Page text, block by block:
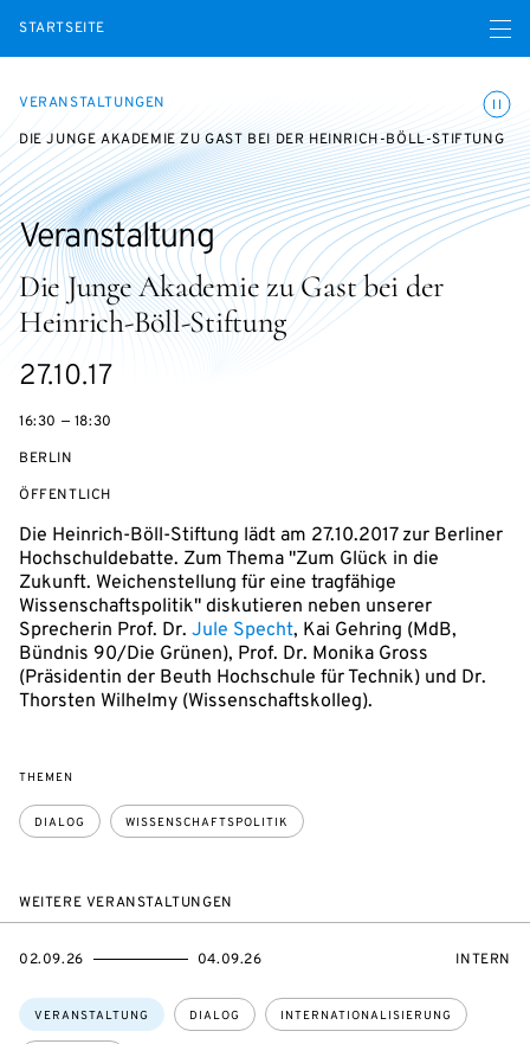
STARTSEITE Menü
VERANSTALTUNGEN
DIE JUNGE AKADEMIE ZU GAST BEI DER HEINRICH-BÖLL-STIFTUNG
Die Junge Akademie zu Gast bei der
Heinrich-Böll-Stiftung
Veranstaltung
eventBeginsOn
27.10.17
16:30 — 18:30
BERLIN
VERANSTALTUNGSZUGANG:
ÖFFENTLICH
Die Heinrich-Böll-Stiftung lädt am 27.10.2017 zur Berliner
Hochschuldebatte. Zum Thema "Zum Glück in die
Zukunft. Weichenstellung für eine tragfähige
Wissenschaftspolitik" diskutieren neben unserer
Sprecherin Prof. Dr. Jule Specht, Kai Gehring (MdB,
Bündnis 90/Die Grünen), Prof. Dr. Monika Gross
(Präsidentin der Beuth Hochschule für Technik) und Dr.
Thorsten Wilhelmy (Wissenschaftskolleg).
THEMEN
DIALOG WISSENSCHAFTSPOLITIK
WEITERE VERANSTALTUNGEN
Themen:
VERANSTALTUNG DIALOG INTERNATIONALISIERUNG
EVENTBEGINSON
02.09.26
EVENTENDSON 04.09.26 INTERN